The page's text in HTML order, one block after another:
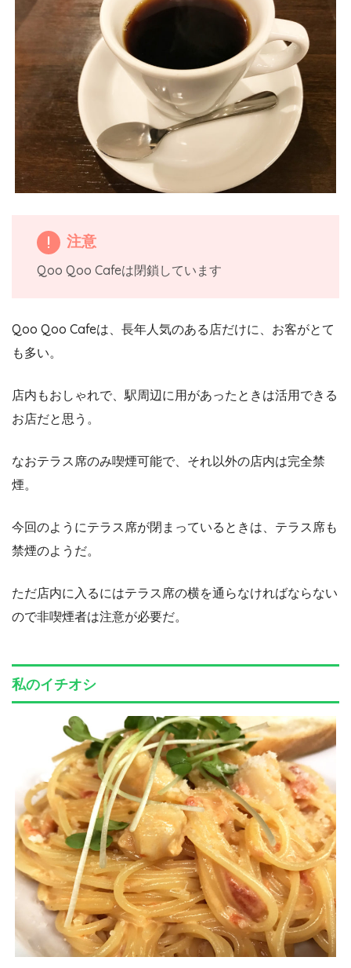
注意
Qoo Qoo Cafeは閉鎖しています
Qoo Qoo Cafeは、長年人気のある店だけに、お客がとて
も多い。
店内もおしゃれで、駅周辺に用があったときは活用できる
お店だと思う。
なおテラス席のみ喫煙可能で、それ以外の店内は完全禁
煙。
今回のようにテラス席が閉まっているときは、テラス席も
禁煙のようだ。
ただ店内に入るにはテラス席の横を通らなければならない
ので非喫煙者は注意が必要だ。
私のイチオシ